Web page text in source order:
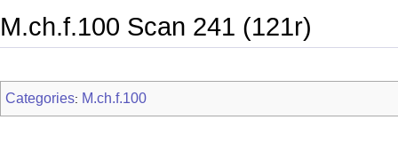
M.ch.f.100 Scan 241 (121r)
Categories: M.ch.f.100